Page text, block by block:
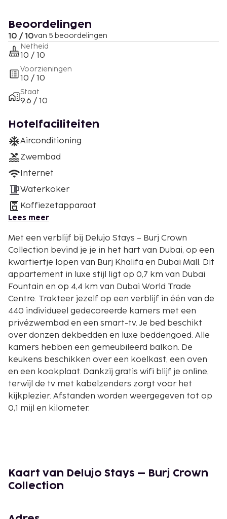
Beoordelingen
10 / 10van 5 beoordelingen
Netheid
10 / 10
Voorzieningen
10 / 10
Staat
9.6 / 10
Hotelfaciliteiten
Airconditioning
Zwembad
Internet
Waterkoker
Koffiezetapparaat
Lees meer
Met een verblijf bij Delujo Stays – Burj Crown
Collection bevind je je in het hart van Dubai, op een
kwartiertje lopen van Burj Khalifa en Dubai Mall. Dit
appartement in luxe stijl ligt op 0,7 km van Dubai
Fountain en op 4,4 km van Dubai World Trade
Centre. Trakteer jezelf op een verblijf in één van de
440 individueel gedecoreerde kamers met een
privézwembad en een smart-tv. Je bed beschikt
over donzen dekbedden en luxe beddengoed. Alle
kamers hebben een gemeubileerd balkon. De
keukens beschikken over een koelkast, een oven
en een kookplaat. Dankzij gratis wifi blijf je online,
terwijl de tv met kabelzenders zorgt voor het
kijkplezier. Afstanden worden weergegeven tot op
0,1 mijl en kilometer.
Dubai Mall - 1 km
Souk al Bahar - 1,5 km
Kaart van Delujo Stays – Burj Crown
Collection